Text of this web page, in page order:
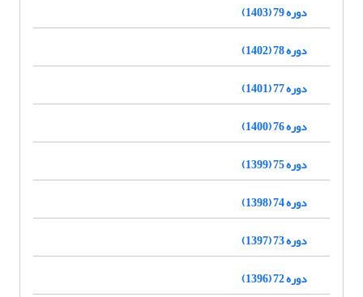
دوره 79 (1403)
دوره 78 (1402)
دوره 77 (1401)
دوره 76 (1400)
دوره 75 (1399)
دوره 74 (1398)
دوره 73 (1397)
دوره 72 (1396)